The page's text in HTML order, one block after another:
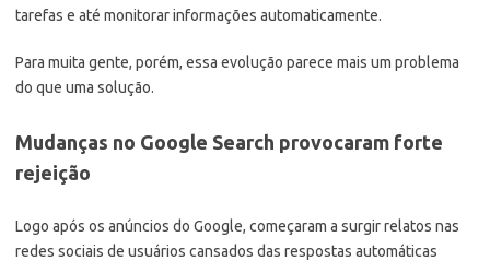
tarefas e até monitorar informações automaticamente.
Para muita gente, porém, essa evolução parece mais um problema
do que uma solução.
Mudanças no Google Search provocaram forte
rejeição
Logo após os anúncios do Google, começaram a surgir relatos nas
redes sociais de usuários cansados das respostas automáticas